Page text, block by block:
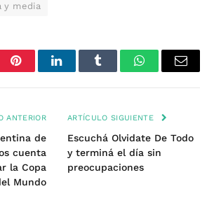
y media
PinterestLinkedInTumblr WhatsAppEmail
ANTERIOR
de
cuenta
la Copa
Mundo
ARTÍCULO SIGUIENTE
Escuchá Olvidate De Todo
y terminá el día sin
preocupaciones